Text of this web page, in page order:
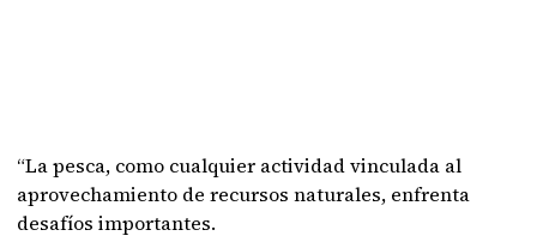
“La pesca, como cualquier actividad vinculada al
aprovechamiento de recursos naturales, enfrenta
desafíos importantes.